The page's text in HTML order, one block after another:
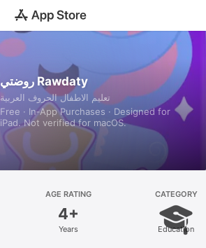
روضتي Rawdaty
تعليم الاطفال الحروف العربية
Free · In‑App Purchases · Designed for
iPad. Not verified for macOS.
AGE RATING
4+
Years
CATEGORY
Education